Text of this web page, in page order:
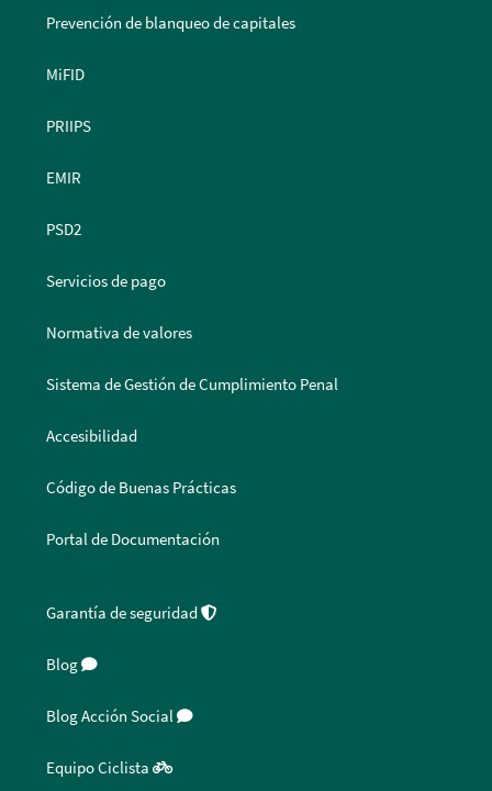
Prevención de blanqueo de capitales
MiFID
PRIIPS
EMIR
PSD2
Servicios de pago
Normativa de valores
Sistema de Gestión de Cumplimiento Penal
Accesibilidad
Código de Buenas Prácticas
Portal de Documentación
Garantía de seguridad
Blog
Blog Acción Social
Equipo Ciclista